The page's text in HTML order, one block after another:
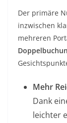
Der primäre
inzwischen
mehreren
Mehr
Dank
leichter